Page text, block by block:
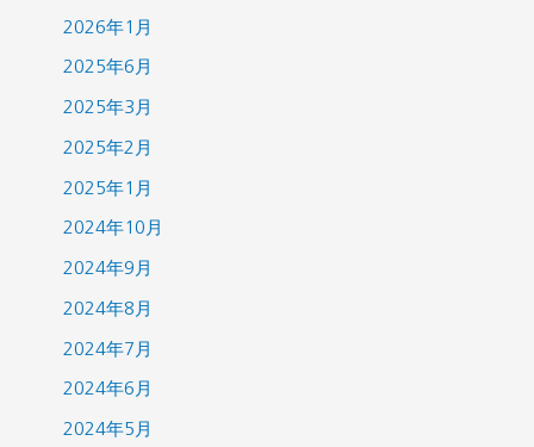
2026年1月
2025年6月
2025年3月
2025年2月
2025年1月
2024年10月
2024年9月
2024年8月
2024年7月
2024年6月
2024年5月